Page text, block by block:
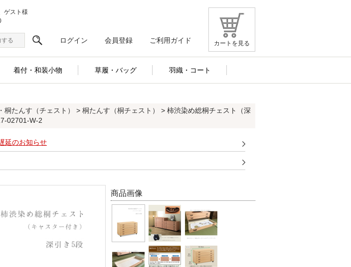
カートを見る
ゲスト様
ログイン 会員登録 ご利用ガイド
着付・和装小物 草履・バッグ 羽織・コート
桐たんす（チェスト） > 桐たんす（桐チェスト）
> 柿渋染め総桐チェスト（深
02701-W-2
延のお知らせ
商品画像